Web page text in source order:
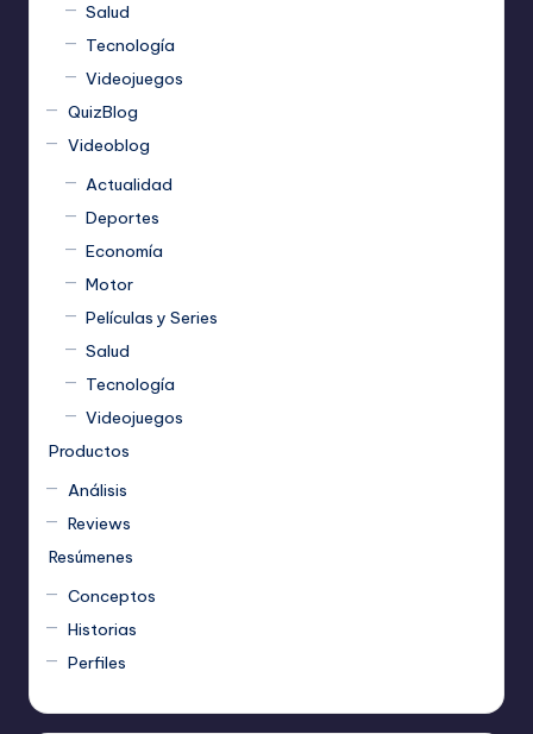
Salud
Tecnología
Videojuegos
QuizBlog
Videoblog
Actualidad
Deportes
Economía
Motor
Películas y Series
Salud
Tecnología
Videojuegos
Productos
Análisis
Reviews
Resúmenes
Conceptos
Historias
Perfiles